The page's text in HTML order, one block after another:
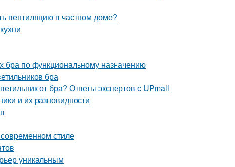
вентиляцию в частном доме?
по функциональному назначению
бра
от бра? Ответы экспертов с UPmall
и их разновидности
стиле
уникальным